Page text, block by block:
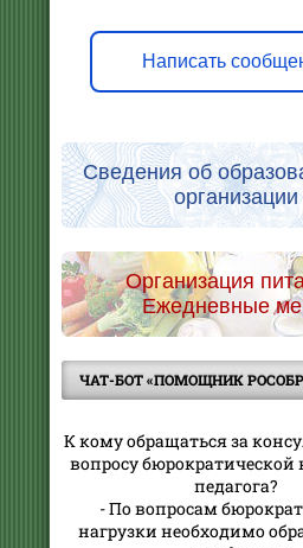
Написать
Сведения об
организации
Организация
Ежедневные
ЧАТ-БОТ «ПОМОЩНИК
К кому обращаться за
вопросу бюрократической
педагога?
- По вопросам
нагрузки необходимо